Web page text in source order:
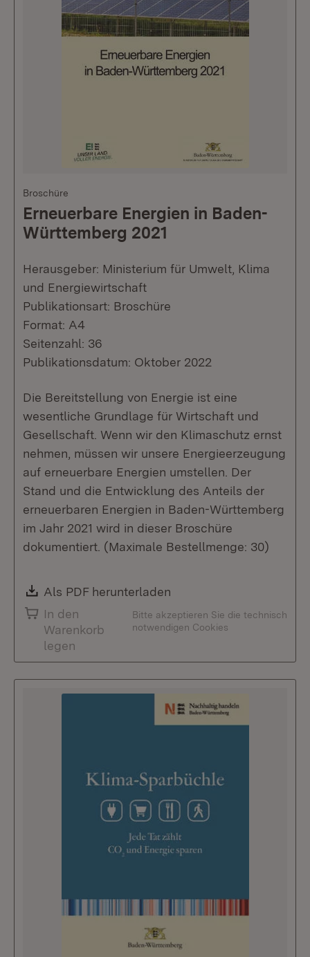
Broschüre
Erneuerbare Energien in Baden-
Württemberg 2021
Herausgeber: Ministerium für Umwelt, Klima
und Energiewirtschaft
Publikationsart: Broschüre
Format: A4
Seitenzahl: 36
Publikationsdatum: Oktober 2022
Die Bereitstellung von Energie ist eine
wesentliche Grundlage für Wirtschaft und
Gesellschaft. Wenn wir den Klimaschutz ernst
nehmen, müssen wir unsere Energieerzeugung
auf erneuerbare Energien umstellen. Der
Stand und die Entwicklung des Anteils der
erneuerbaren Energien in Baden-Württemberg
im Jahr 2021 wird in dieser Broschüre
dokumentiert. (Maximale Bestellmenge: 30)
Download:
Als PDF herunterladen
In den
Warenkorb
legen
Bitte akzeptieren Sie die technisch
notwendigen Cookies